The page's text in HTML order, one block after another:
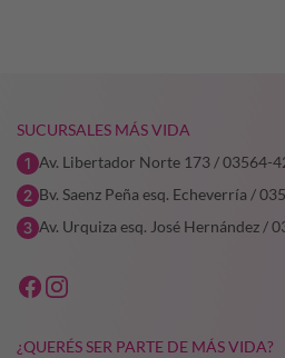
SUCURSALES MÁS VIDA
Av. Libertador Norte 173 / 03564-
Bv. Saenz Peña esq. Echeverría /
Av. Urquiza esq. José Hernández /
¿QUERÉS SER PARTE DE MÁS VIDA?